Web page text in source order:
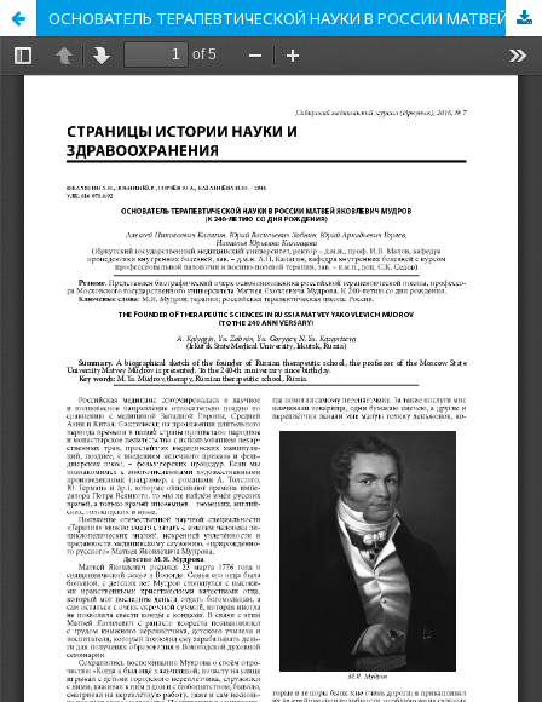
ОСНОВАТЕЛЬ ТЕРАПЕВТИЧЕСКОЙ НАУКИ В РОССИИ МАТВЕЙ ЯКОВЛЕВИЧ МУДРОВ (К 240-ЛЕТИЮ СО ДНЯ РОЖДЕНИЯ)